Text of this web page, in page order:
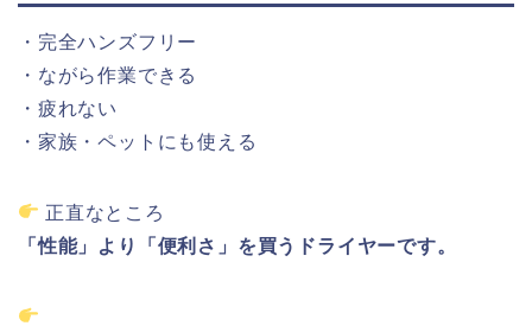
・完全ハンズフリー
・ ながら作業できる
・ 疲れない
・家族・ペット に も使える
正直なところ
「性能」より「 便利さ」 を買う ドライヤーです。